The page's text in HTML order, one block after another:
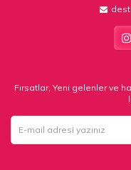
Fırsatlar, Yeni gelenler ve